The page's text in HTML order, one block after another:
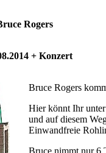
Rogers
+ Konzert
Bruce Rogers
Hier könnt Ihr
und auf diesem
Einwandfreie
Bruce nimmt nur 6